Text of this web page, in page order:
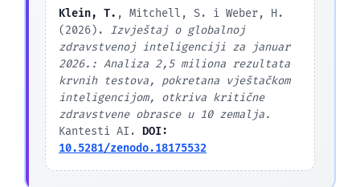
Klein, T. , Mitchell, S. i Weber, H.
(2026). Izvještaj o globalnoj
zdravstvenoj inteligenciji za januar
2026.: Analiza 2,5 miliona rezultata
krvnih testova, pokretana vještačkom
inteligencijom, otkriva kritične
zdravstvene obrasce u 10 zemalja.
Kantesti AI. DOI:
10.5281/zenodo.18175532